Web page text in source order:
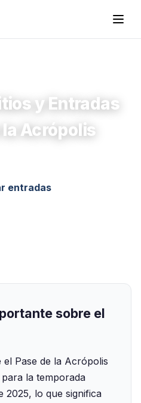
y Entradas
la Acrópolis
entradas
sobre el
el Pase de la Acrópolis
la temporada
2025, lo que significa